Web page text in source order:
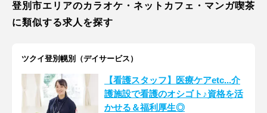
登別市エリアのカラオケ・ネットカフェ・マンガ喫茶
に類似する求人を探す
ツクイ登別幌別（デイサービス）
【看護スタッフ】医療ケアetc...介
護施設で看護のオシゴト♪資格を活
かせる＆福利厚生◎